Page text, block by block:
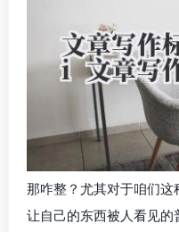
那咋整？尤其对于咱们
让自己的东西被人看见